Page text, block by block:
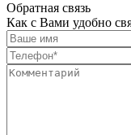
Обратная связь
Как с Вами удобно